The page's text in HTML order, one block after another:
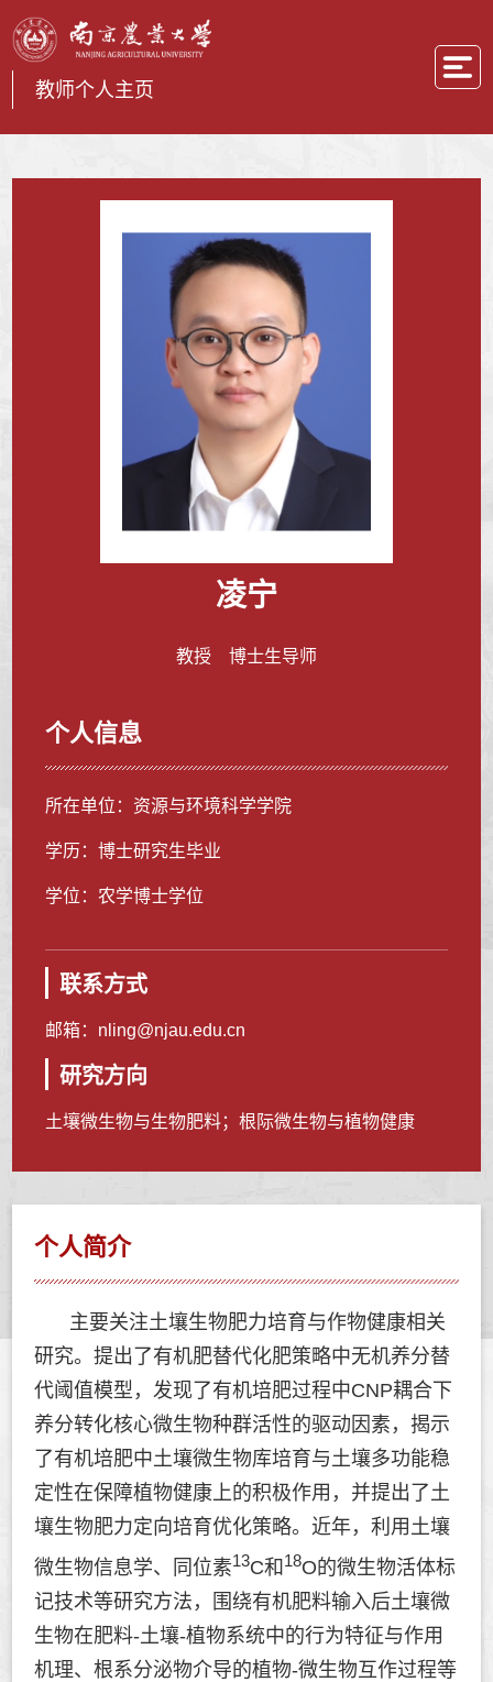
教师个人主页
凌宁
教授 博士生导师
个人信息
所在单位：资源与环境科学学院
学历：博士研究生毕业
学位：农学博士学位
联系方式
邮箱： nling@njau.edu.cn
研究方向
土壤微生物与生物肥料；根际微生物与植物健康
个人简介
主要关注土壤生物肥力培育与作物健康相关
研究。提出了有机肥替代化肥策略中无机养分替
代阈值模型，发现了有机培肥过程中CNP耦合下
养分转化核心微生物种群活性的驱动因素，揭示
了有机培肥中土壤微生物库培育与土壤多功能稳
定性在保障植物健康上的积极作用，并提出了土
壤生物肥力定向培育优化策略。近年，利用土壤
微生物信息学、同位素13C和 18O的微生物活体标
记技术等研究方法，围绕有机肥料输入后土壤微
生物在肥料-土壤-植物系统中的行为特征与作用
机理、根系分泌物介导的植物-微生物互作过程等